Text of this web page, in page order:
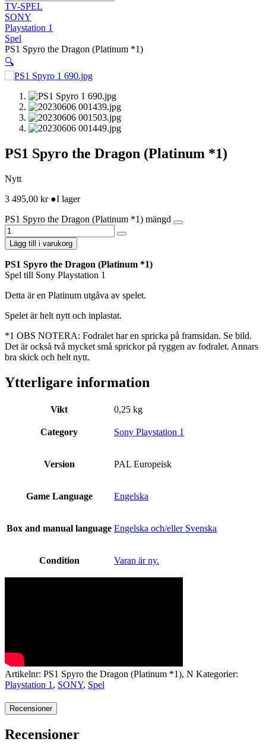
TV-SPEL
SONY
Playstation 1
Spel
PS1 Spyro the Dragon (Platinum *1)
🔍
PS1 Spyro the Dragon (Platinum *1)
Nytt
3 495,00 kr ●I lager
PS1 Spyro the Dragon (Platinum *1) mängd
Lägg till i varukorg
PS1 Spyro the Dragon (Platinum *1)
Spel till Sony Playstation 1
Detta är en Platinum utgåva av spelet.
Spelet är helt nytt och inplastat.
*1 OBS NOTERA: Fodralet har en spricka på framsidan. Se bild.
Det är också två mycket små sprickor på ryggen av fodralet. Annars
bra skick och helt nytt.
Ytterligare information
Vikt 0,25 kg
Category Sony Playstation 1
Version PAL Europeisk
Game Language Engelska
Box and manual language Engelska och/eller Svenska
Condition Varan är ny.
Artikelnr: PS1 Spyro the Dragon (Platinum *1), N Kategorier:
Playstation 1 , SONY, Spel
Recensioner
Recensioner